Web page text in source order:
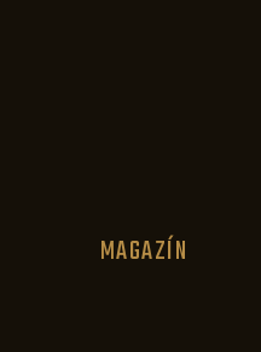
MAGAZÍN